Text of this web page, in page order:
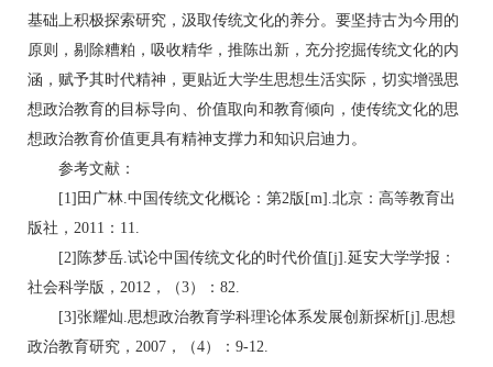
基础上积极探索研究，汲取传统文化的养分。要坚持古为今用的
原则，剔除糟粕，吸收精华，推陈出新，充分挖掘传统文化的内
涵，赋予其时代精神，更贴近大学生思想生活实际，切实增强思
想政治教育的目标导向、价值取向和教育倾向，使传统文化的思
想政治教育价值更具有精神支撑力和知识启迪力。
参考文献：
[1]田广林.中国传统文化概论：第2版[m].北京：高等教育出
版社，2011：11.
[2]陈梦岳.试论中国传统文化的时代价值[j].延安大学学报：
社会科学版，2012，（3）：82.
[3]张耀灿.思想政治教育学科理论体系发展创新探析[j].思想
政治教育研究，2007，（4）：9-12.